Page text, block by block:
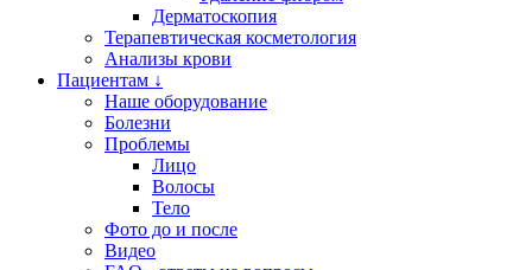
Дерматоскопия
Терапевтическая косметология
Анализы крови
Пациентам ↓
Наше оборудование
Болезни
Проблемы
Лицо
Волосы
Тело
Фото до и после
Видео